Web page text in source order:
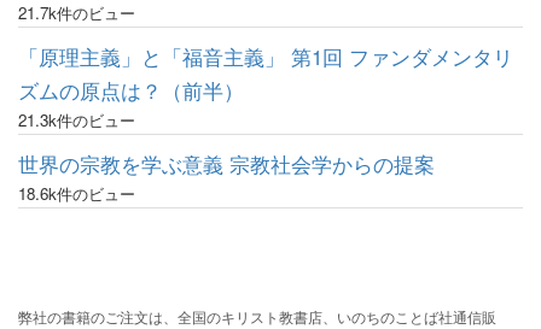
21.7k件のビュー
「原理主義」と「福音主義」 第1回 ファンダメンタリ
ズムの原点は？（前半）
21.3k件のビュー
世界の宗教を学ぶ意義 宗教社会学からの提案
18.6k件のビュー
弊社の書籍のご注文は、全国のキリスト教書店、いのちのことば社通信販